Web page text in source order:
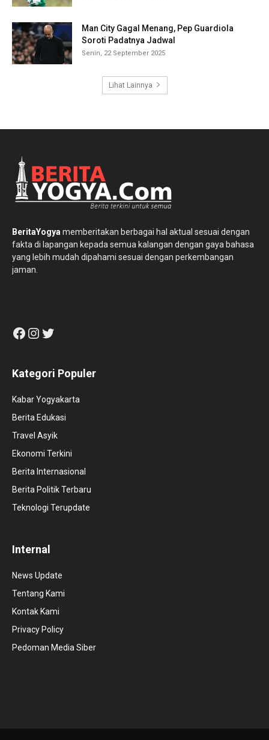
Man City Gagal Menang, Pep Guardiola
Soroti Padatnya Jadwal
Senin, 22 September 2025
Lihat Lainnya
BeritaYogya memberitakan berbagai hal aktual sesuai dengan
fakta di lapangan kepada semua kalangan dengan gaya bahasa
yang lebih mudah dipahami sesuai dengan perkembangan
jaman.
Facebook
Instagram
Twitter
Kategori Populer
Kabar Yogyakarta
Berita Edukasi
Travel Asyik
Ekonomi Terkini
Berita Internasional
Berita Politik Terbaru
Teknologi Terupdate
Internal
News Update
Tentang Kami
Kontak Kami
Privacy Policy
Pedoman Media Siber